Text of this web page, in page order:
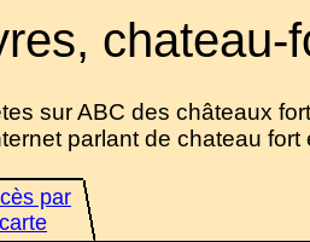
chateau-
sur ABC des châteaux
parlant de chateau fort
par
carte